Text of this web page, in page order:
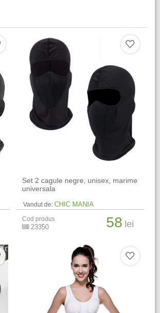
Set 2 cagule negre, unisex, marime
universala
Vandut de: CHIC MANIA
Cod produs
23350 58 lei